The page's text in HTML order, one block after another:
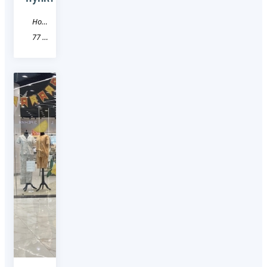
Новость
77 город Москва